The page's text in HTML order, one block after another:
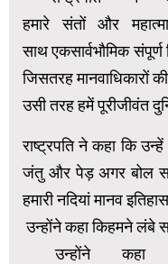
हमारे संतों और
साथ एकसार्वभौमिक
जिसतरह मानवाधिकारों
उसी तरह हमें पूरीजीवंत
राष्ट्रपति ने कहा कि
जंतु और पेड़ अगर बोल
हमारी नदियां मानव
उन्होंने कहा किहमने लंबे
उन्होंने कहा